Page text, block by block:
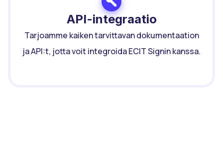
API-integraatio
Tarjoamme kaiken tarvittavan dokumentaation
ja API:t, jotta voit integroida ECIT Signin kanssa.